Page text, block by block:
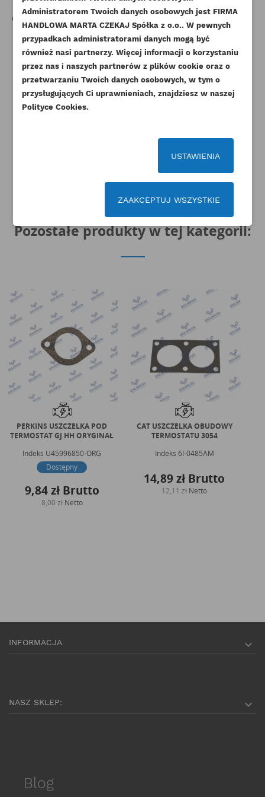
add_circle_outline Stwórz nową listę życzeń
Anuluj Utwórz listę życzeń
Anuluj Zaloguj się
PERKINS USZCZELKA POD
GŁOWICĘ HP HR KMP 0,5MM
Indeks111147741-KMP
130,45 złBrutto
Netto
CAT TERMOSTAT 3003
ORYGINAŁ
Indeks 153-5964-ORG
Dostępny
60,27 złBrutto
49,00 zł Netto
Pozostałe produkty w tej kategorii:
PERKINS USZCZELKA POD
TERMOSTAT GJ HH ORYGINAŁ
Indeks U45996850-ORG
Dostępny
9,84 złBrutto
8,00 zł Netto
CAT USZCZELKA OBUDOWY
TERMOSTATU 3054
Indeks 6I-0485AM
14,89 zł Brutto
12,11 zł Netto
INFORMACJA 
NASZ SKLEP: 
Blog
Administratorem Twoich danych osobowych jest FIRMA
HANDLOWA MARTA CZEKAJ Spółka z o.o.. W pewnych
przypadkach administratorami danych mogą być
również nasi partnerzy. Więcej informacji o korzystaniu
przez nas i naszych partnerów z plików cookie oraz o
przetwarzaniu Twoich danych osobowych, w tym o
przysługujących Ci uprawnieniach, znajdziesz w naszej
Polityce Cookies.
USTAWIENIA
ZAAKCEPTUJ WSZYSTKIE